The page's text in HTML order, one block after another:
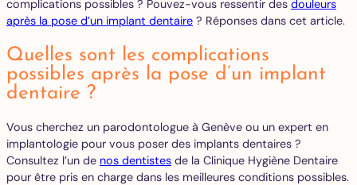
complications possibles ? Pouvez-vous ressentir des douleurs
après la pose d’un implant dentaire ? Réponses dans cet article.
Quelles sont les complications
possibles après la pose d’un implant
dentaire ?
Vous cherchez un parodontologue à Genève ou un expert en
implantologie pour vous poser des implants dentaires ?
Consultez l’un de nos dentistes de la Clinique Hygiène Dentaire
pour être pris en charge dans les meilleures conditions possibles.